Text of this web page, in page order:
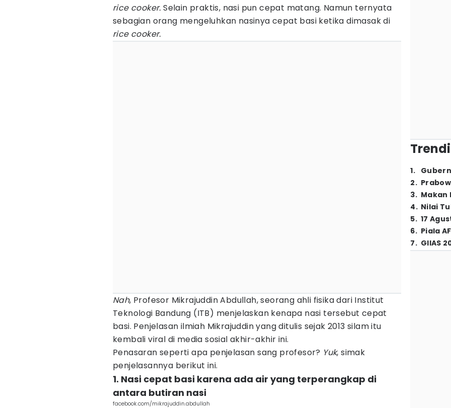
rice cooker. Selain praktis, nasi pun cepat matang. Namun ternyata
sebagian orang mengeluhkan nasinya cepat basi ketika dimasak di
rice cooker.
Nah, Profesor Mikrajuddin Abdullah, seorang ahli fisika dari Institut
Teknologi Bandung (ITB) menjelaskan kenapa nasi tersebut cepat
basi. Penjelasan ilmiah Mikrajuddin yang ditulis sejak 2013 silam itu
kembali viral di media sosial akhir-akhir ini.
Penasaran seperti apa penjelasan sang profesor? Yuk, simak
penjelasannya berikut ini.
1. Nasi cepat basi karena ada air yang terperangkap di
antara butiran nasi
facebook.com/mikrajuddin.abdullah
1.
2.
3. Makan
4. Nilai
5. 17
6. Piala
7. GIIAS